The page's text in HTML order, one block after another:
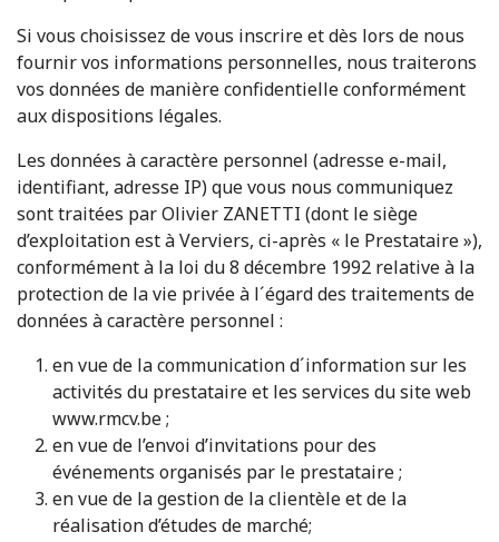
Si vous choisissez de vous inscrire et dès lors de nous
fournir vos informations personnelles, nous traiterons
vos données de manière confidentielle conformément
aux dispositions légales.
Les données à caractère personnel (adresse e-mail,
identifiant, adresse IP) que vous nous communiquez
sont traitées par Olivier ZANETTI (dont le siège
d’exploitation est à Verviers, ci-après « le Prestataire »),
conformément à la loi du 8 décembre 1992 relative à la
protection de la vie privée à l´égard des traitements de
données à caractère personnel :
en vue de la communication d´information sur les
activités du prestataire et les services du site web
www.rmcv.be ;
en vue de l’envoi d’invitations pour des
événements organisés par le prestataire ;
en vue de la gestion de la clientèle et de la
réalisation d’études de marché;